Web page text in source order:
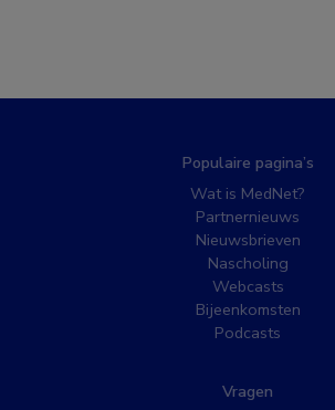
Populaire pagina’s
Wat is MedNet?
Partnernieuws
Nieuwsbrieven
Nascholing
Webcasts
Bijeenkomsten
Podcasts
Vragen